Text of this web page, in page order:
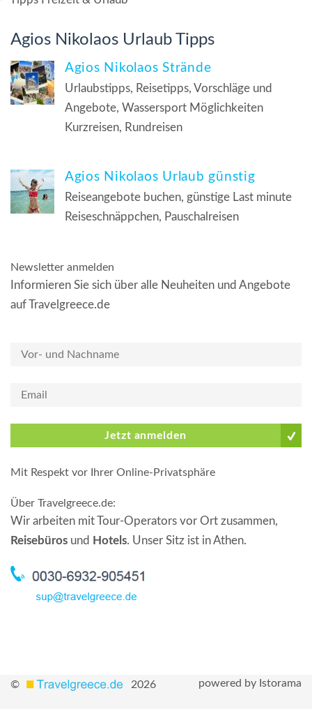
Agios Nikolaos Urlaub Tipps
Agios Nikolaos Strände
Urlaubstipps, Reisetipps, Vorschläge und
Angebote, Wassersport Möglichkeiten
Kurzreisen, Rundreisen
Agios Nikolaos Urlaub günstig
Reiseangebote buchen, günstige Last minute
Reiseschnäppchen, Pauschalreisen
Newsletter anmelden
Informieren Sie sich über alle Neuheiten und Angebote
auf Travelgreece.de
Jetzt anmelden
Mit Respekt vor Ihrer Online-Privatsphäre
Über Travelgreece.de:
Wir arbeiten mit Tour-Operators vor Ort zusammen,
Reisebüros und Hotels. Unser Sitz ist in Athen.
© 2026 powered by Istorama